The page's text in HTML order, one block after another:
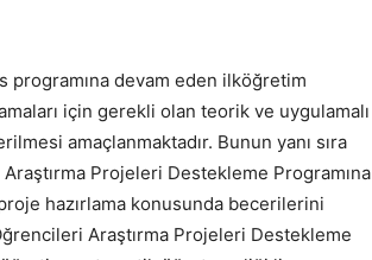
devam eden ilköğretim
için gerekli olan teorik ve uygulamalı
amaçlanmaktadır. Bunun yanı sıra
Projeleri Destekleme Programına
hazırlama konusunda becerilerini
Araştırma Projeleri Destekleme